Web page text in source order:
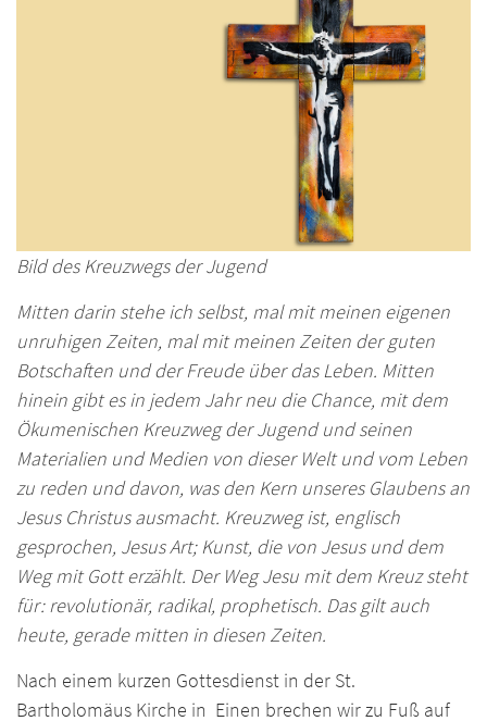
Bild des Kreuzwegs der Jugend
Mitten darin stehe ich selbst, mal mit meinen eigenen
unruhigen Zeiten, mal mit meinen Zeiten der guten
Botschaften und der Freude über das Leben. Mitten
hinein gibt es in jedem Jahr neu die Chance, mit dem
Ökumenischen Kreuzweg der Jugend und seinen
Materialien und Medien von dieser Welt und vom Leben
zu reden und davon, was den Kern unseres Glaubens an
Jesus Christus ausmacht. Kreuzweg ist, englisch
gesprochen, Jesus Art; Kunst, die von Jesus und dem
Weg mit Gott erzählt. Der Weg Jesu mit dem Kreuz steht
für: revolutionär, radikal, prophetisch. Das gilt auch
heute, gerade mitten in diesen Zeiten.
Nach einem kurzen Gottesdienst in der St.
Bartholomäus Kirche in Einen brechen wir zu Fuß auf